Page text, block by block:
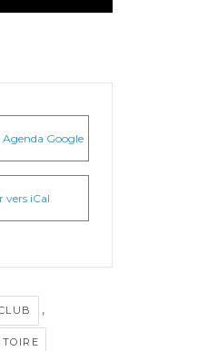
Google
vers iCal
,